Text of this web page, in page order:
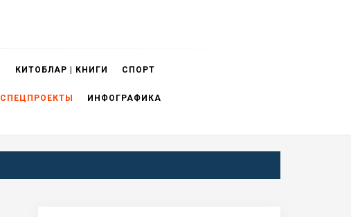
КИТОБЛАР | КНИГИ СПОРТ
СПЕЦПРОЕКТЫ ИНФОГРАФИКА